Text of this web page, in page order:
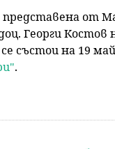
от
Георги
състои на 19
.